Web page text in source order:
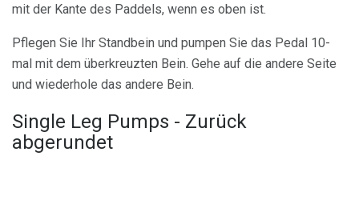
mit der Kante des Paddels, wenn es oben ist.
Pflegen Sie Ihr Standbein und pumpen Sie das Pedal 10-
mal mit dem überkreuzten Bein. Gehe auf die andere Seite
und wiederhole das andere Bein.
Single Leg Pumps - Zurück
abgerundet